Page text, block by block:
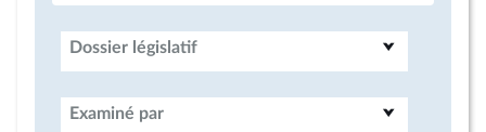
Dossier législatif
Examiné par